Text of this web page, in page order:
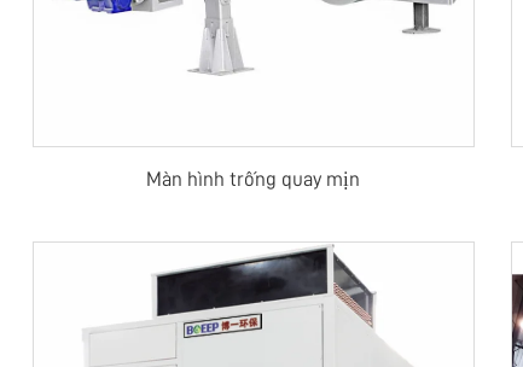
Màn hình trống quay mịn